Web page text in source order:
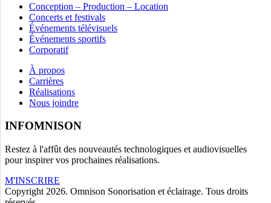
Conception – Production – Location
Concerts et festivals
Événements télévisuels
Événements sportifs
Corporatif
À propos
Carrières
Réalisations
Nous joindre
INFOMNISON
Restez à l'affût des nouveautés technologiques et audiovisuelles
pour inspirer vos prochaines réalisations.
M'INSCRIRE
Copyright 2026. Omnison Sonorisation et éclairage. Tous droits